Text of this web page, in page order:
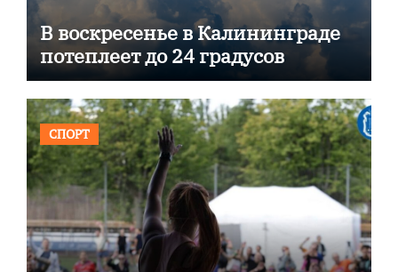
В воскресенье в Калининграде
потеплеет до 24 градусов
СПОРТ